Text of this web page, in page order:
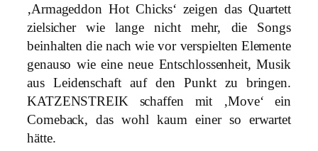
q
u
a
n
t
i
t
y
‚Armageddon Hot Chicks‘ zeigen das Quartett
zielsicher wie lange nicht mehr, die Songs
beinhalten die nach wie vor verspielten Elemente
genauso wie eine neue Entschlossenheit, Musik
aus Leidenschaft auf den Punkt zu bringen.
KATZENSTREIK schaffen mit ‚Move‘ ein
Comeback, das wohl kaum einer so erwartet
hätte.